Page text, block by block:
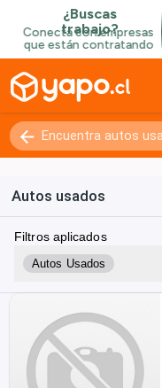
Autos usados
Filtros aplicados
Autos Usados